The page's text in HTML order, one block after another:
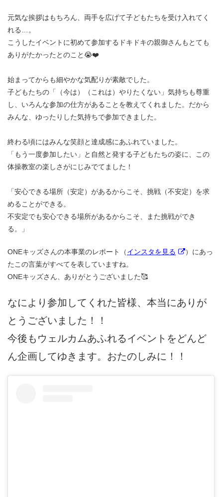
元気な挨拶はもちろん、両手を広げて子どもたちを受け入れてく
れる…。
こうしたイベントに初めて参加するドキドキの親御さんもとても
ありがたかったとのこと😭❤️
始まってからも細やかな気配りが素敵でした。
子どもたちの「（今は）（これは）やりたくない」気持ちも尊重
し、いろんな参加の仕方があることを教えてくれました。だから
みんな、ゆったりした気持ちで参加できました。
終わる頃にはみんな笑顔と達成感にあふれていました。
「もう一度参加したい」と自然と発する子どもたちの姿に、この
体操教室の楽しさがにじみでてました！
「安心できる場所（安定）があるからこそ、挑戦（不安定）を求
めることができる。
不安定でも安心できる場所があるからこそ、また挑戦ができ
る。」
ONEキッズさんの本事業のレポート（インスタを見る
）にあっ
たこの言葉がすべてを表していますね。
ONEキッズさん、ありがとうございました🥰
なにより参加してくれた皆様、本当にありが
とうございました！！
今後もウェルカムあふれるイベントをどんど
ん企画してゆきます。おたのしみに！！